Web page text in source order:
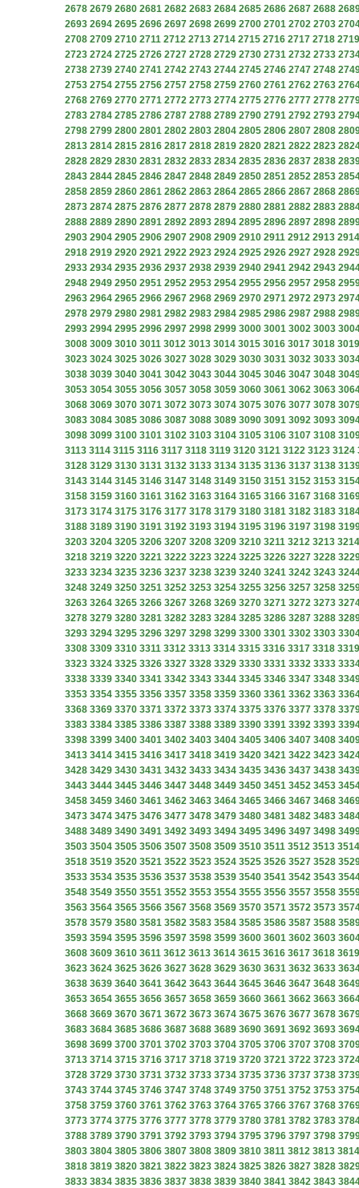
2678 2679 2680 2681 2682 2683 2684 2685 2686 2687 2688
2693 2694 2695 2696 2697 2698 2699 2700 2701 2702 2703
2708 2709 2710 2711 2712 2713 2714 2715 2716 2717 2718 2719
2723 2724 2725 2726 2727 2728 2729 2730 2731 2732 2733
2738 2739 2740 2741 2742 2743 2744 2745 2746 2747 2748
2753 2754 2755 2756 2757 2758 2759 2760 2761 2762 2763
2768 2769 2770 2771 2772 2773 2774 2775 2776 2777 2778
2783 2784 2785 2786 2787 2788 2789 2790 2791 2792 2793
2798 2799 2800 2801 2802 2803 2804 2805 2806 2807 2808
2813 2814 2815 2816 2817 2818 2819 2820 2821 2822 2823
2828 2829 2830 2831 2832 2833 2834 2835 2836 2837 2838
2843 2844 2845 2846 2847 2848 2849 2850 2851 2852 2853
2858 2859 2860 2861 2862 2863 2864 2865 2866 2867 2868
2873 2874 2875 2876 2877 2878 2879 2880 2881 2882 2883
2888 2889 2890 2891 2892 2893 2894 2895 2896 2897 2898
2903 2904 2905 2906 2907 2908 2909 2910 2911 2912 2913 2914
2918 2919 2920 2921 2922 2923 2924 2925 2926 2927 2928
2933 2934 2935 2936 2937 2938 2939 2940 2941 2942 2943
2948 2949 2950 2951 2952 2953 2954 2955 2956 2957 2958
2963 2964 2965 2966 2967 2968 2969 2970 2971 2972 2973
2978 2979 2980 2981 2982 2983 2984 2985 2986 2987 2988
2993 2994 2995 2996 2997 2998 2999 3000 3001 3002 3003
3008 3009 3010 3011 3012 3013 3014 3015 3016 3017 3018 3019
3023 3024 3025 3026 3027 3028 3029 3030 3031 3032 3033
3038 3039 3040 3041 3042 3043 3044 3045 3046 3047 3048
3053 3054 3055 3056 3057 3058 3059 3060 3061 3062 3063
3068 3069 3070 3071 3072 3073 3074 3075 3076 3077 3078
3083 3084 3085 3086 3087 3088 3089 3090 3091 3092 3093
3098 3099 3100 3101 3102 3103 3104 3105 3106 3107 3108
3113 3114 3115 3116 3117 3118 3119 3120 3121 3122 3123 3124
3128 3129 3130 3131 3132 3133 3134 3135 3136 3137 3138
3143 3144 3145 3146 3147 3148 3149 3150 3151 3152 3153
3158 3159 3160 3161 3162 3163 3164 3165 3166 3167 3168
3173 3174 3175 3176 3177 3178 3179 3180 3181 3182 3183
3188 3189 3190 3191 3192 3193 3194 3195 3196 3197 3198
3203 3204 3205 3206 3207 3208 3209 3210 3211 3212 3213 3214
3218 3219 3220 3221 3222 3223 3224 3225 3226 3227 3228
3233 3234 3235 3236 3237 3238 3239 3240 3241 3242 3243
3248 3249 3250 3251 3252 3253 3254 3255 3256 3257 3258
3263 3264 3265 3266 3267 3268 3269 3270 3271 3272 3273
3278 3279 3280 3281 3282 3283 3284 3285 3286 3287 3288
3293 3294 3295 3296 3297 3298 3299 3300 3301 3302 3303
3308 3309 3310 3311 3312 3313 3314 3315 3316 3317 3318 3319
3323 3324 3325 3326 3327 3328 3329 3330 3331 3332 3333
3338 3339 3340 3341 3342 3343 3344 3345 3346 3347 3348
3353 3354 3355 3356 3357 3358 3359 3360 3361 3362 3363
3368 3369 3370 3371 3372 3373 3374 3375 3376 3377 3378
3383 3384 3385 3386 3387 3388 3389 3390 3391 3392 3393
3398 3399 3400 3401 3402 3403 3404 3405 3406 3407 3408
3413 3414 3415 3416 3417 3418 3419 3420 3421 3422 3423
3428 3429 3430 3431 3432 3433 3434 3435 3436 3437 3438
3443 3444 3445 3446 3447 3448 3449 3450 3451 3452 3453
3458 3459 3460 3461 3462 3463 3464 3465 3466 3467 3468
3473 3474 3475 3476 3477 3478 3479 3480 3481 3482 3483
3488 3489 3490 3491 3492 3493 3494 3495 3496 3497 3498
3503 3504 3505 3506 3507 3508 3509 3510 3511 3512 3513 3514
3518 3519 3520 3521 3522 3523 3524 3525 3526 3527 3528
3533 3534 3535 3536 3537 3538 3539 3540 3541 3542 3543
3548 3549 3550 3551 3552 3553 3554 3555 3556 3557 3558
3563 3564 3565 3566 3567 3568 3569 3570 3571 3572 3573
3578 3579 3580 3581 3582 3583 3584 3585 3586 3587 3588
3593 3594 3595 3596 3597 3598 3599 3600 3601 3602 3603
3608 3609 3610 3611 3612 3613 3614 3615 3616 3617 3618 3619
3623 3624 3625 3626 3627 3628 3629 3630 3631 3632 3633
3638 3639 3640 3641 3642 3643 3644 3645 3646 3647 3648
3653 3654 3655 3656 3657 3658 3659 3660 3661 3662 3663
3668 3669 3670 3671 3672 3673 3674 3675 3676 3677 3678
3683 3684 3685 3686 3687 3688 3689 3690 3691 3692 3693
3698 3699 3700 3701 3702 3703 3704 3705 3706 3707 3708
3713 3714 3715 3716 3717 3718 3719 3720 3721 3722 3723
3728 3729 3730 3731 3732 3733 3734 3735 3736 3737 3738
3743 3744 3745 3746 3747 3748 3749 3750 3751 3752 3753
3758 3759 3760 3761 3762 3763 3764 3765 3766 3767 3768
3773 3774 3775 3776 3777 3778 3779 3780 3781 3782 3783
3788 3789 3790 3791 3792 3793 3794 3795 3796 3797 3798
3803 3804 3805 3806 3807 3808 3809 3810 3811 3812 3813 3814
3818 3819 3820 3821 3822 3823 3824 3825 3826 3827 3828
3833 3834 3835 3836 3837 3838 3839 3840 3841 3842 3843